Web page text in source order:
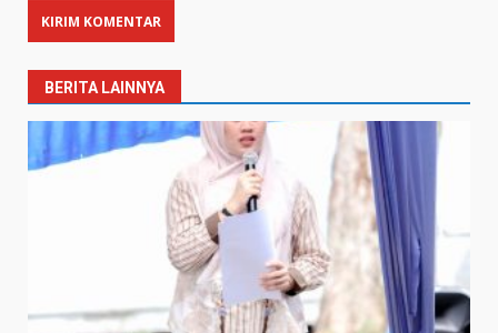
BERITA LAINNYA